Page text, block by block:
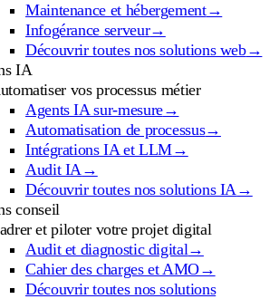
Maintenance et hébergement→
Infogérance serveur→
Découvrir toutes nos solutions web→
IA
vos processus métier
Agents IA sur-mesure→
Automatisation de processus→
Intégrations IA et LLM→
Audit IA→
Découvrir toutes nos solutions IA→
conseil
et piloter votre projet digital
Audit et diagnostic digital→
Cahier des charges et AMO→
Découvrir toutes nos solutions